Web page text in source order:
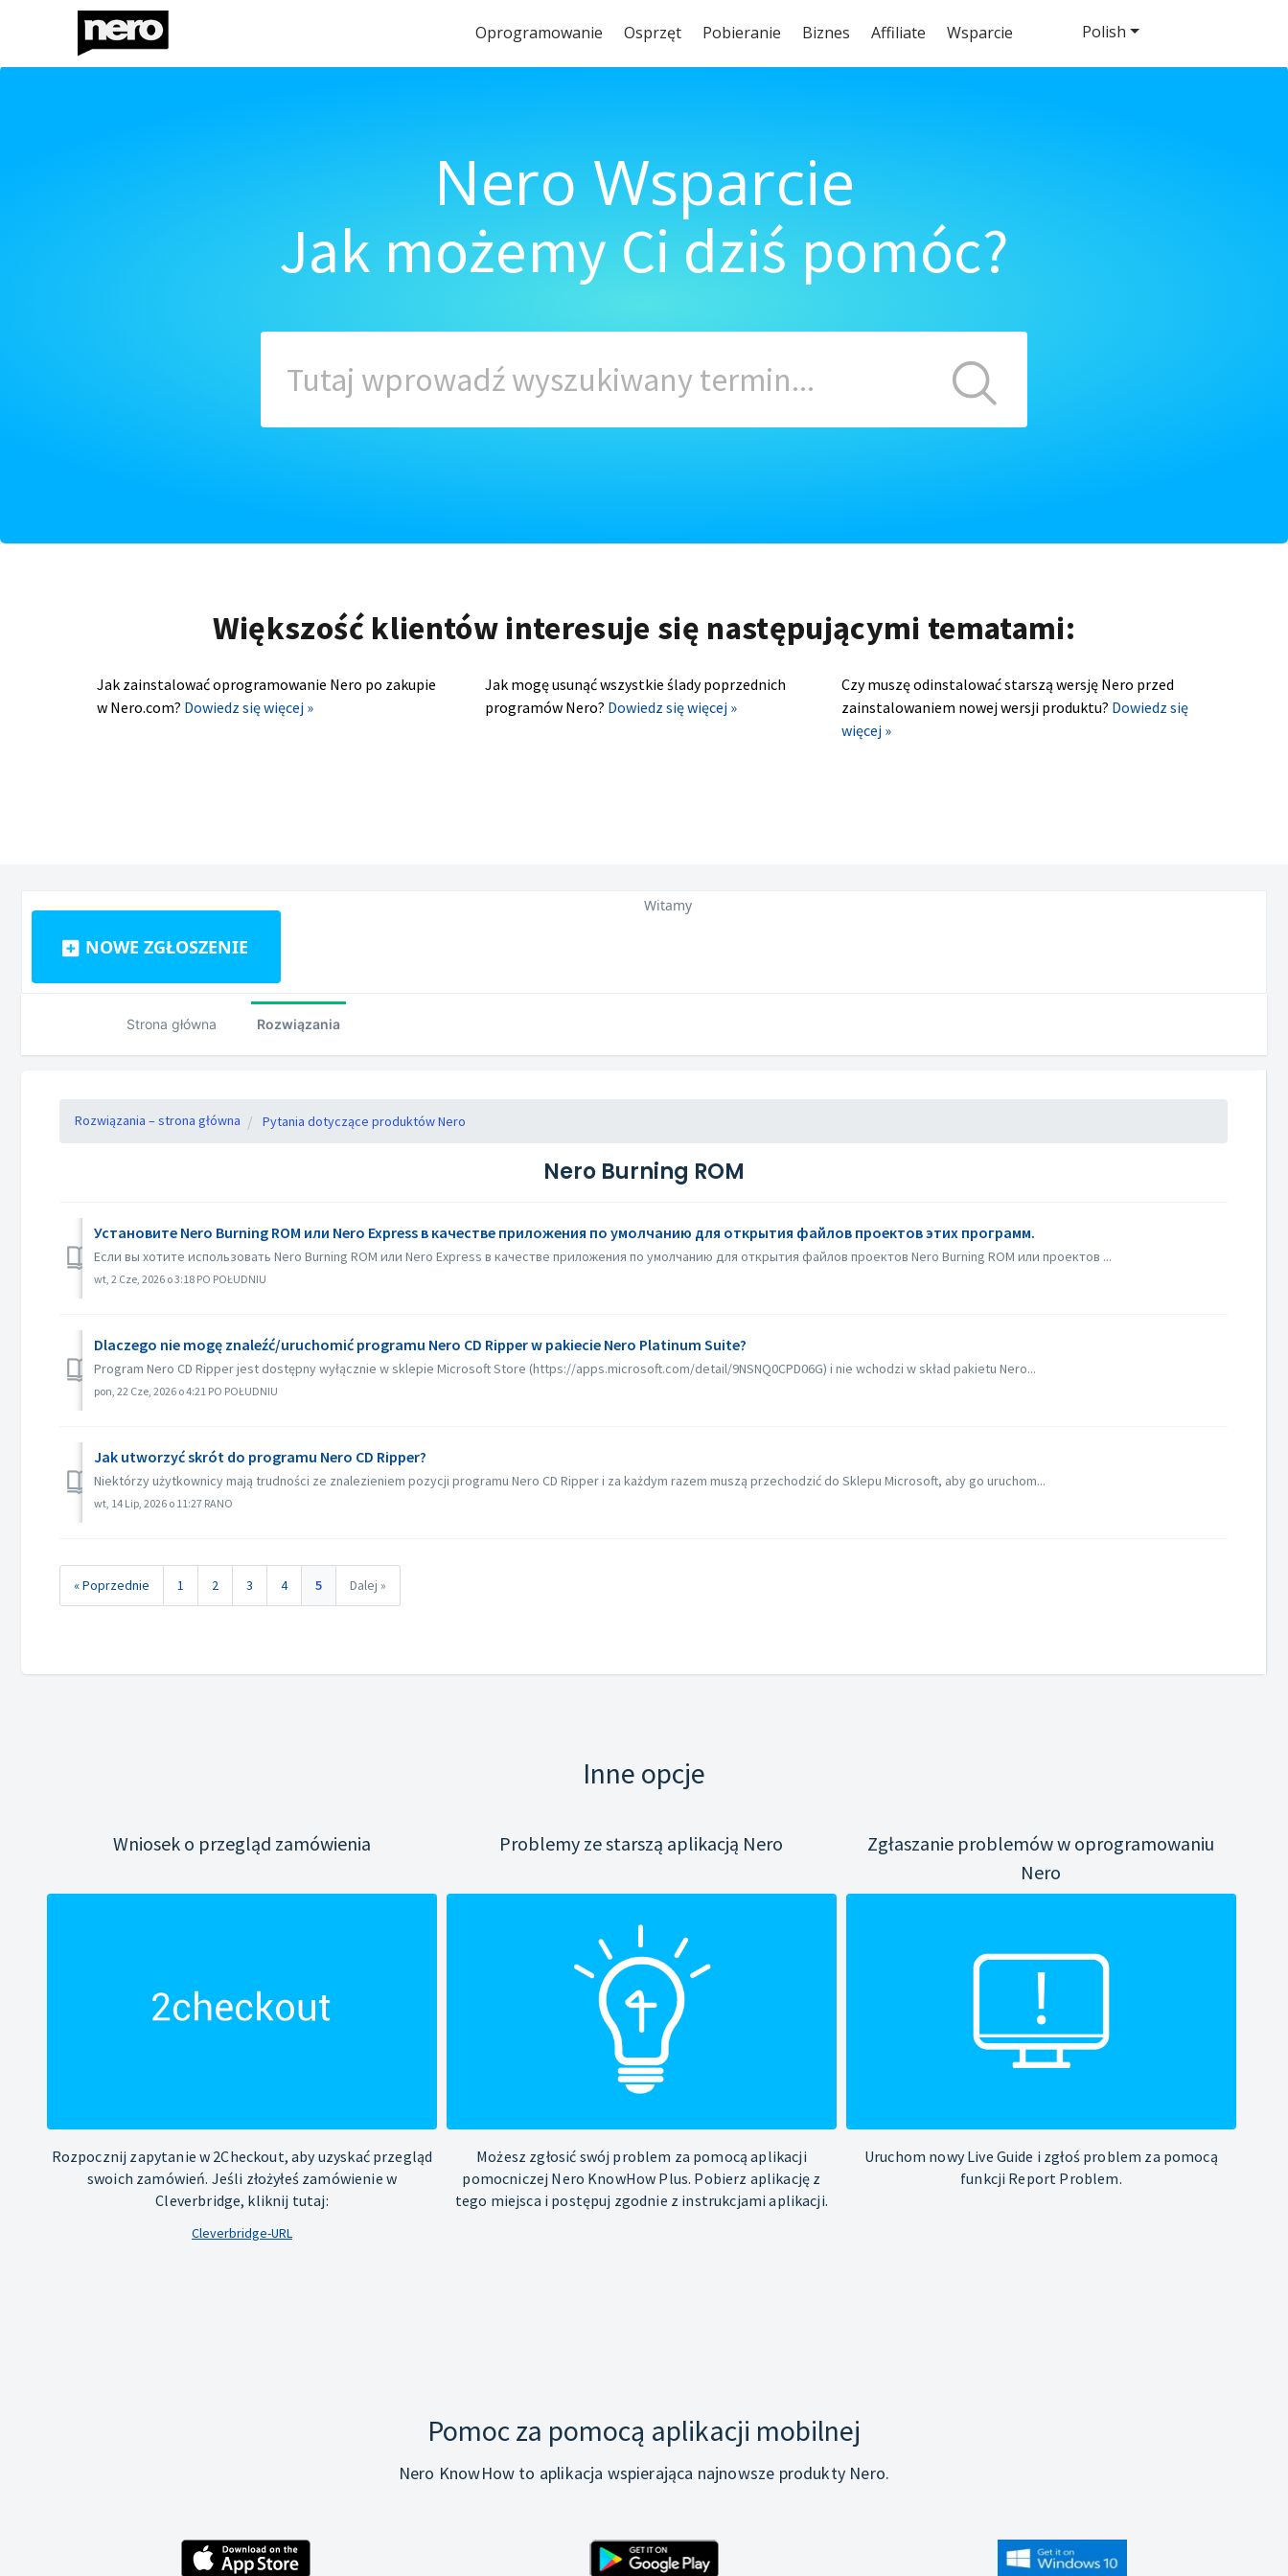
Oprogramowanie Osprzęt Pobieranie Biznes Affiliate Wsparcie
Nero Wsparcie
Jak możemy Ci dziś pomóc?
Większość klientów interesuje się następującymi tematami:
Jak zainstalować oprogramowanie Nero po zakupie
w Nero.com? Dowiedz się więcej »
Jak mogę usunąć wszystkie ślady poprzednich
programów Nero? Dowiedz się więcej »
Czy muszę odinstalować starszą wersję Nero przed
zainstalowaniem nowej wersji produktu? Dowiedz się
więcej »
NOWE ZGŁOSZENIE
Polish
Witamy
Strona główna Rozwiązania
Rozwiązania – strona główna Pytania dotyczące produktów Nero
Nero Burning ROM
Установите Nero Burning ROM или Nero Express в качестве приложения по умолчанию для открытия файлов проектов этих программ.
Если вы хотите использовать Nero Burning ROM или Nero Express в качестве приложения по умолчанию для открытия файлов проектов Nero Burning ROM или проектов ...
wt, 2 Cze, 2026 o 3:18 PO POŁUDNIU
Dlaczego nie mogę znaleźć/uruchomić programu Nero CD Ripper w pakiecie Nero Platinum Suite?
Program Nero CD Ripper jest dostępny wyłącznie w sklepie Microsoft Store (https://apps.microsoft.com/detail/9NSNQ0CPD06G) i nie wchodzi w skład pakietu Nero...
pon, 22 Cze, 2026 o 4:21 PO POŁUDNIU
Jak utworzyć skrót do programu Nero CD Ripper?
Niektórzy użytkownicy mają trudności ze znalezieniem pozycji programu Nero CD Ripper i za każdym razem muszą przechodzić do Sklepu Microsoft, aby go uruchom...
wt, 14 Lip, 2026 o 11:27 RANO
« Poprzednie 1 2 3 4 5 Dalej »
Inne opcje
Wniosek o przegląd zamówienia
Rozpocznij zapytanie w 2Checkout, aby uzyskać przegląd
swoich zamówień. Jeśli złożyłeś zamówienie w
Cleverbridge, kliknij tutaj:
Cleverbridge-URL
Problemy ze starszą aplikacją Nero
Możesz zgłosić swój problem za pomocą aplikacji
pomocniczej Nero KnowHow Plus. Pobierz aplikację z
tego miejsca i postępuj zgodnie z instrukcjami aplikacji.
Zgłaszanie problemów w oprogramowaniu
Nero
Uruchom nowy Live Guide i zgłoś problem za pomocą
funkcji Report Problem.
Pomoc za pomocą aplikacji mobilnej
Nero KnowHow to aplikacja wspierająca najnowsze produkty Nero.